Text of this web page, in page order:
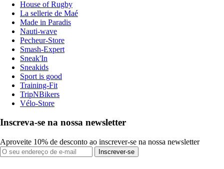
House of Rugby
La sellerie de Maé
Made in Paradis
Nauti-wave
Pecheur-Store
Smash-Expert
Sneak'In
Sneakids
Sport is good
Training-Fit
TripNBikers
Vélo-Store
Inscreva-se na nossa newsletter
Aproveite 10% de desconto ao inscrever-se na nossa newsletter
Inscrever-se